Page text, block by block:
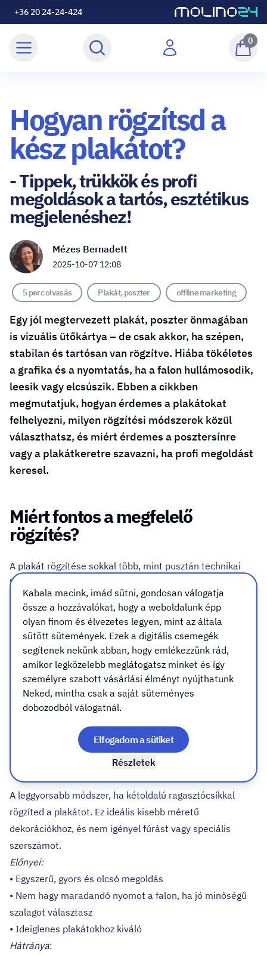
+36 20 24-24-424
0
Hogyan rögzítsd a
kész plakátot?
- Tippek, trükkök és profi
megoldások a tartós, esztétikus
megjelenéshez!
Mézes Bernadett
2025-10-07 12:08
5 perc olvasás Plakát, poszter offline marketing
Egy jól megtervezett plakát, poszter önmagában
is vizuális ütőkártya – de csak akkor, ha szépen,
stabilan és tartósan van rögzítve. Hiába tökéletes
a grafika és a nyomtatás, ha a falon hullámosodik,
leesik vagy elcsúszik. Ebben a cikkben
megmutatjuk, hogyan érdemes a plakátokat
felhelyezni, milyen rögzítési módszerek közül
választhatsz, és miért érdemes a posztersínre
vagy a plakátkeretre szavazni, ha profi megoldást
keresel.
Miért fontos a megfelelő
rögzítés?
A plakát rögzítése sokkal több, mint pusztán technikai
kérdés. Egyszerre hatással van az
tartósságra és a fal épségére is.
Egy rosszul felfüggesztett plakát hullámosodik, leeshet,
vagy egyszerűen „olcsó hatást” kelt. Ráadásul a nem
megfelelő ragasztók vagy tűk könnyen tönkretehetik a
falat, főleg bérelt helyiségekben.
A cél tehát mindig az, hogy stabil, tiszta és cserélhető
megoldást válasszunk.
1. Kétoldalú ragasztószalag – a
gyors megoldás
A leggyorsabb módszer, ha kétoldalú ragasztócsíkkal
rögzíted a plakátot. Ez ideális kisebb méretű
dekorációkhoz, és nem igényel fúrást vagy speciális
szerszámot.
Előnyei:
• Egyszerű, gyors és olcsó megoldás
• Nem hagy maradandó nyomot a falon, ha jó minőségű
szalagot választasz
• Ideiglenes plakátokhoz kiváló
Hátránya:
Kabala macink, imád sütni, gondosan válogatja
össze a hozzávalókat, hogy a weboldalunk épp
olyan finom és élvezetes legyen, mint az általa
sütött sütemények. Ezek a digitális csemegék
segítenek nekünk abban, hogy emlékezzünk rád,
amikor legközelebb meglátogatsz minket és így
személyre szabott vásárlási élményt nyújthatunk
Neked, mintha csak a saját süteményes
dobozodból válogatnál.
Részletek
Elfogadom a sütiket